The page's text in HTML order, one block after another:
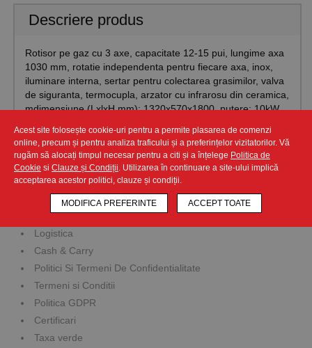
Acest site folosește cookie-uri pentru a permite plasarea de comenzi
online, precum și pentru analiza traficului și a preferințelor vizitatorilor. Vă
rugăm să alocați timpul necesar pentru a citi și a înțelege Politica de
Cookie si Clauze și Condiții . Utilizarea în continuare a site-ului implică
acceptarea acestor politici, clauze și condiții.
MODIFICA PREFERINTE ACCEPT TOATE
Descriere produs
Rotisor pe gaz cu 3 axe, capacitate 12-15 pui, lungime axa
1030 mm, rotatie independenta pentru fiecare axa, inox,
iluminare interna, sertar pentru colectarea grasimilor, valva
de siguranta, termocupla, arzator cu infrarosu din ceramica,
mdimensiune (LxlxH mm): 1320x570x1800, putere: 10kW
Companie
Prezentare Companie
Service Bilancia
Logistica
Cash & Carry
Politici Si Termeni De Confidentialitate
Termeni si Conditii
Politica GDPR
Certificari
Taxa verde